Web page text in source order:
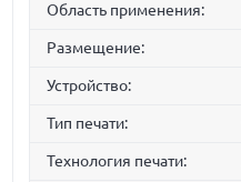
Область применения:
Размещение:
Устройство:
Тип печати:
Технология печати: